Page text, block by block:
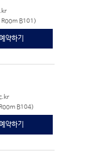
B101)
예약하기
B104)
예약하기